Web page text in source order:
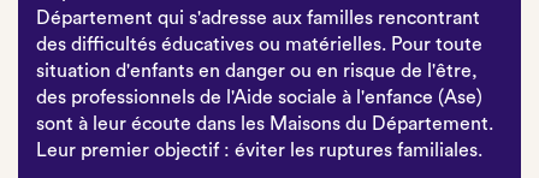
Département qui s'adresse aux familles rencontrant
des difficultés éducatives ou matérielles. Pour toute
situation d'enfants en danger ou en risque de l'être,
des professionnels de l'Aide sociale à l'enfance (Ase)
sont à leur écoute dans les Maisons du Département.
Leur premier objectif : éviter les ruptures familiales.